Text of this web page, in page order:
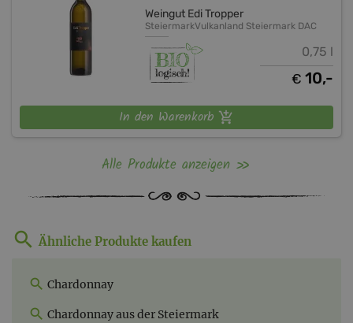
Weingut Edi Tropper
SteiermarkVulkanland Steiermark DAC
0,75 l
€ 10,-
In den Warenkorb
Alle Produkte anzeigen
Ähnliche Produkte kaufen
Chardonnay
Chardonnay aus der Steiermark